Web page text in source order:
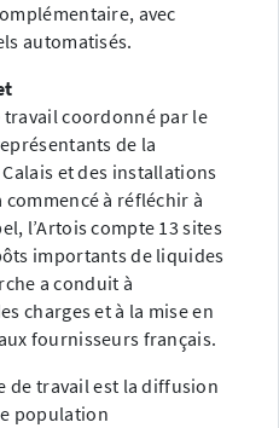
avec
automatisés.
travail coordonné par le
de la
et des installations
à réfléchir à
l’Artois compte 13 sites
importants de liquides
a conduit à
charges et à la mise en
fournisseurs français.
de travail est la diffusion
population